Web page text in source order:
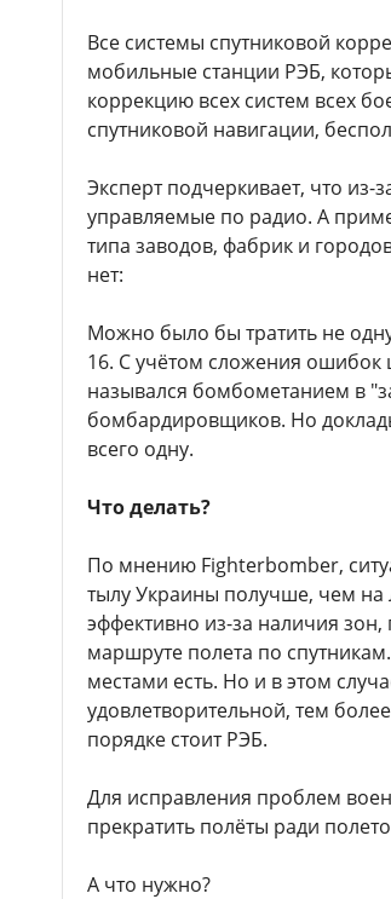
Все системы спутниковой
мобильные станции РЭБ,
коррекцию всех систем всех
спутниковой навигации,
Эксперт подчеркивает, что
управляемые по радио. А
типа заводов, фабрик и
нет:
Можно было бы тратить не
16. С учётом сложения ошибок
назывался бомбометанием в
бомбардировщиков. Но
всего одну.
Что делать?
По мнению Fighterbomber,
тылу Украины получше, чем
эффективно из-за наличия
маршруте полета по
местами есть. Но и в этом
удовлетворительной, тем
порядке стоит РЭБ.
Для исправления проблем
прекратить полёты ради
А что нужно?